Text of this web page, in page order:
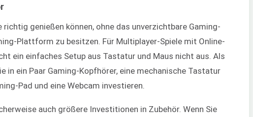
richtig genießen können, ohne das unverzichtbare Gaming-
Plattform zu besitzen. Für Multiplayer-Spiele mit Online-
ein einfaches Setup aus Tastatur und Maus nicht aus. Als
in ein Paar Gaming-Kopfhörer, eine mechanische Tastatur
Pad und eine Webcam investieren.
auch größere Investitionen in Zubehör. Wenn Sie